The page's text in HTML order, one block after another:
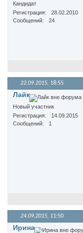
Кандидат
Регистрация
28.02.2010
Сообщений
24
22.09.2015, 18:55
Лайк
Новый участник
Регистрация
14.09.2015
Сообщений
1
24.09.2015, 11:50
Иринa